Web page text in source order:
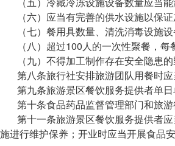
（六）应当有完善的供水设施以保
（七）餐用具数量、清洗消毒设施
（八）超过100人的一次性聚餐，
（九）不得加工制作存在安全隐患
第八条旅行社安排旅游团队用餐时
第九条旅游景区餐饮服务提供者单
第十条食品药品监督管理部门和旅
第十一条旅游景区餐饮服务提供者
施进行维护保养；开业时应当开展食品